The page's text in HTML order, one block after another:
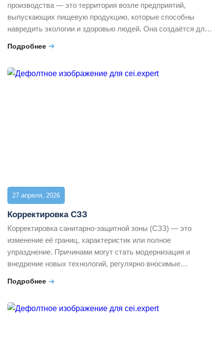
производства — это территория возле предприятий,
выпускающих пищевую продукцию, которые способны
навредить экологии и здоровью людей. Она создаётся для
предотвращения контакта между производством пищевой
важными объектами. В тексте разберём, как
Подробнее
27 апреля, 2026
Корректировка СЗЗ
Корректировка санитарно-защитной зоны (СЗЗ) — это
изменение её границ, характеристик или полное
упразднение. Причинами могут стать модернизация и
внедрение новых технологий, регулярно вносимые
исследований. Все эти процедуры регулируются ПП РФ
нуждается в корректировке санитарно-защитной зоны
Подробнее